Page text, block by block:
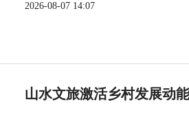
2026-08-07 14:07
山水文旅激活乡村发展动能